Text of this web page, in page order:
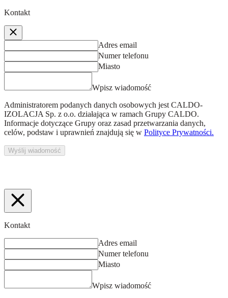
Kontakt
Adres email
Numer telefonu
Miasto
Wpisz wiadomość
Administratorem podanych danych osobowych jest CALDO-
IZOLACJA Sp. z o.o. działająca w ramach Grupy CALDO.
Informacje dotyczące Grupy oraz zasad przetwarzania danych,
celów, podstaw i uprawnień znajdują się w Polityce Prywatności.
Wyślij wiadomość
Kontakt
Adres email
Numer telefonu
Miasto
Wpisz wiadomość